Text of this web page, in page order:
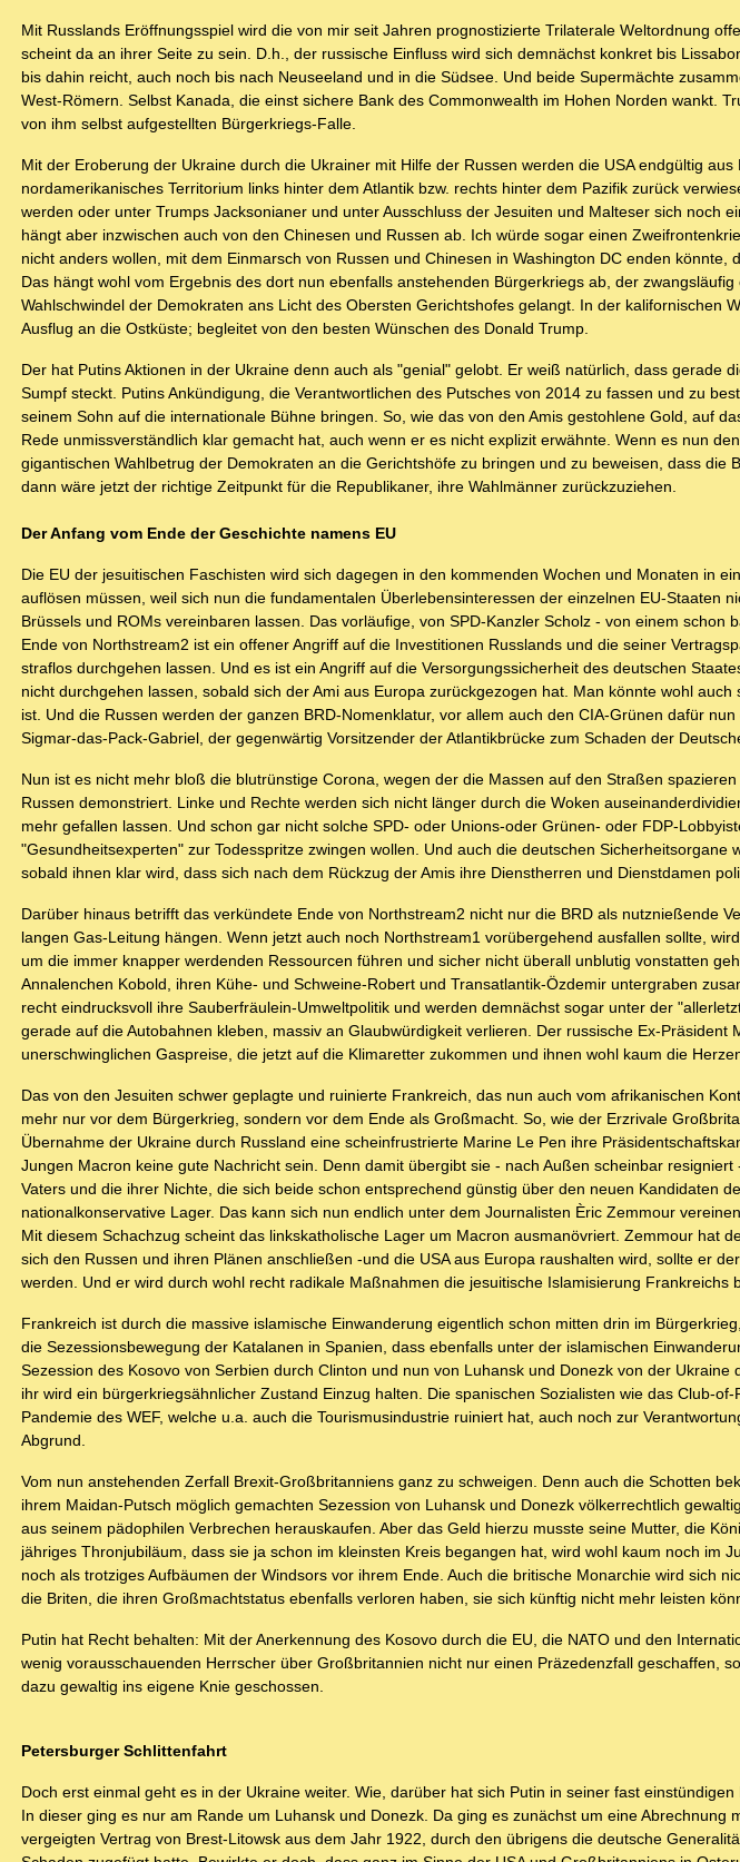
Mit Russlands Eröffnungsspiel wird die von mir seit Jahren prognostizierte Trilaterale Weltordnung
scheint da an ihrer Seite zu sein. D.h., der russische Einfluss wird sich demnächst konkret bis
bis dahin reicht, auch noch bis nach Neuseeland und in die Südsee. Und beide Supermächte
West-Römern. Selbst Kanada, die einst sichere Bank des Commonwealth im Hohen Norden wankt.
von ihm selbst aufgestellten Bürgerkriegs-Falle.
Mit der Eroberung der Ukraine durch die Ukrainer mit Hilfe der Russen werden die USA endgültig
nordamerikanisches Territorium links hinter dem Atlantik bzw. rechts hinter dem Pazifik zurück
werden oder unter Trumps Jacksonianer und unter Ausschluss der Jesuiten und Malteser sich noch
hängt aber inzwischen auch von den Chinesen und Russen ab. Ich würde sogar einen
nicht anders wollen, mit dem Einmarsch von Russen und Chinesen in Washington DC enden könnte,
Das hängt wohl vom Ergebnis des dort nun ebenfalls anstehenden Bürgerkriegs ab, der
Wahlschwindel der Demokraten ans Licht des Obersten Gerichtshofes gelangt. In der kalifornischen
Ausflug an die Ostküste; begleitet von den besten Wünschen des Donald Trump.
Der hat Putins Aktionen in der Ukraine denn auch als "genial" gelobt. Er weiß natürlich, dass gerade
Sumpf steckt. Putins Ankündigung, die Verantwortlichen des Putsches von 2014 zu fassen und zu
seinem Sohn auf die internationale Bühne bringen. So, wie das von den Amis gestohlene Gold, auf
Rede unmissverständlich klar gemacht hat, auch wenn er es nicht explizit erwähnte. Wenn es nun
gigantischen Wahlbetrug der Demokraten an die Gerichtshöfe zu bringen und zu beweisen, dass die
dann wäre jetzt der richtige Zeitpunkt für die Republikaner, ihre Wahlmänner zurückzuziehen.
Der Anfang vom Ende der Geschichte namens EU
Die EU der jesuitischen Faschisten wird sich dagegen in den kommenden Wochen und Monaten in
auflösen müssen, weil sich nun die fundamentalen Überlebensinteressen der einzelnen EU-Staaten
Brüssels und ROMs vereinbaren lassen. Das vorläufige, von SPD-Kanzler Scholz - von einem
Ende von Northstream2 ist ein offener Angriff auf die Investitionen Russlands und die seiner
straflos durchgehen lassen. Und es ist ein Angriff auf die Versorgungssicherheit des deutschen
nicht durchgehen lassen, sobald sich der Ami aus Europa zurückgezogen hat. Man könnte wohl
ist. Und die Russen werden der ganzen BRD-Nomenklatur, vor allem auch den CIA-Grünen dafür
Sigmar-das-Pack-Gabriel, der gegenwärtig Vorsitzender der Atlantikbrücke zum Schaden der
Nun ist es nicht mehr bloß die blutrünstige Corona, wegen der die Massen auf den Straßen
Russen demonstriert. Linke und Rechte werden sich nicht länger durch die Woken
mehr gefallen lassen. Und schon gar nicht solche SPD- oder Unions-oder Grünen- oder FDP-
"Gesundheitsexperten" zur Todesspritze zwingen wollen. Und auch die deutschen Sicherheitsorgane
sobald ihnen klar wird, dass sich nach dem Rückzug der Amis ihre Dienstherren und Dienstdamen
Darüber hinaus betrifft das verkündete Ende von Northstream2 nicht nur die BRD als nutznießende
langen Gas-Leitung hängen. Wenn jetzt auch noch Northstream1 vorübergehend ausfallen sollte,
um die immer knapper werdenden Ressourcen führen und sicher nicht überall unblutig vonstatten
Annalenchen Kobold, ihren Kühe- und Schweine-Robert und Transatlantik-Özdemir untergraben
recht eindrucksvoll ihre Sauberfräulein-Umweltpolitik und werden demnächst sogar unter der
gerade auf die Autobahnen kleben, massiv an Glaubwürdigkeit verlieren. Der russische Ex-Präsident
unerschwinglichen Gaspreise, die jetzt auf die Klimaretter zukommen und ihnen wohl kaum die
Das von den Jesuiten schwer geplagte und ruinierte Frankreich, das nun auch vom afrikanischen
mehr nur vor dem Bürgerkrieg, sondern vor dem Ende als Großmacht. So, wie der Erzrivale
Übernahme der Ukraine durch Russland eine scheinfrustrierte Marine Le Pen ihre
Jungen Macron keine gute Nachricht sein. Denn damit übergibt sie - nach Außen scheinbar
Vaters und die ihrer Nichte, die sich beide schon entsprechend günstig über den neuen Kandidaten
nationalkonservative Lager. Das kann sich nun endlich unter dem Journalisten Èric Zemmour
Mit diesem Schachzug scheint das linkskatholische Lager um Macron ausmanövriert. Zemmour hat
sich den Russen und ihren Plänen anschließen -und die USA aus Europa raushalten wird, sollte er
werden. Und er wird durch wohl recht radikale Maßnahmen die jesuitische Islamisierung Frankreichs
Frankreich ist durch die massive islamische Einwanderung eigentlich schon mitten drin im
die Sezessionsbewegung der Katalanen in Spanien, dass ebenfalls unter der islamischen
Sezession des Kosovo von Serbien durch Clinton und nun von Luhansk und Donezk von der
ihr wird ein bürgerkriegsähnlicher Zustand Einzug halten. Die spanischen Sozialisten wie das Club-
Pandemie des WEF, welche u.a. auch die Tourismusindustrie ruiniert hat, auch noch zur
Abgrund.
Vom nun anstehenden Zerfall Brexit-Großbritanniens ganz zu schweigen. Denn auch die Schotten
ihrem Maidan-Putsch möglich gemachten Sezession von Luhansk und Donezk völkerrechtlich
aus seinem pädophilen Verbrechen herauskaufen. Aber das Geld hierzu musste seine Mutter, die
jähriges Thronjubiläum, dass sie ja schon im kleinsten Kreis begangen hat, wird wohl kaum noch im
noch als trotziges Aufbäumen der Windsors vor ihrem Ende. Auch die britische Monarchie wird sich
die Briten, die ihren Großmachtstatus ebenfalls verloren haben, sie sich künftig nicht mehr leisten
Putin hat Recht behalten: Mit der Anerkennung des Kosovo durch die EU, die NATO und den
wenig vorausschauenden Herrscher über Großbritannien nicht nur einen Präzedenzfall geschaffen,
dazu gewaltig ins eigene Knie geschossen.
Petersburger Schlittenfahrt
Doch erst einmal geht es in der Ukraine weiter. Wie, darüber hat sich Putin in seiner fast
In dieser ging es nur am Rande um Luhansk und Donezk. Da ging es zunächst um eine Abrechnung
vergeigten Vertrag von Brest-Litowsk aus dem Jahr 1922, durch den übrigens die deutsche